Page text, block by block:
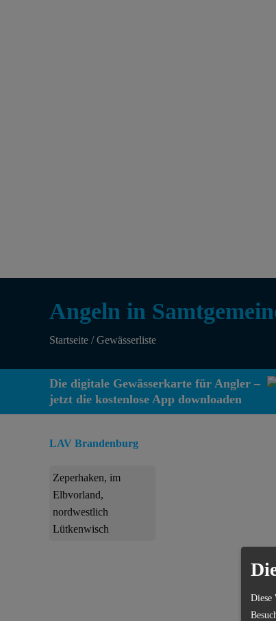
Angeln in
Startseite /Gewässerliste
Die digitale Gewässerkarte für Angler –
jetzt die kostenlose App downloaden
LAV Brandenburg
Zeperhaken, im
Elbvorland,
nordwestlich
Lütkenwisch
Diese